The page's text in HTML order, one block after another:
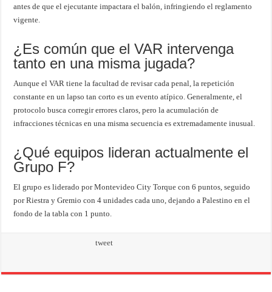
antes de que el ejecutante impactara el balón, infringiendo el reglamento
vigente.
¿Es común que el VAR intervenga
tanto en una misma jugada?
Aunque el VAR tiene la facultad de revisar cada penal, la repetición
constante en un lapso tan corto es un evento atípico. Generalmente, el
protocolo busca corregir errores claros, pero la acumulación de
infracciones técnicas en una misma secuencia es extremadamente inusual.
¿Qué equipos lideran actualmente el
Grupo F?
El grupo es liderado por Montevideo City Torque con 6 puntos, seguido
por Riestra y Gremio con 4 unidades cada uno, dejando a Palestino en el
fondo de la tabla con 1 punto.
tweet